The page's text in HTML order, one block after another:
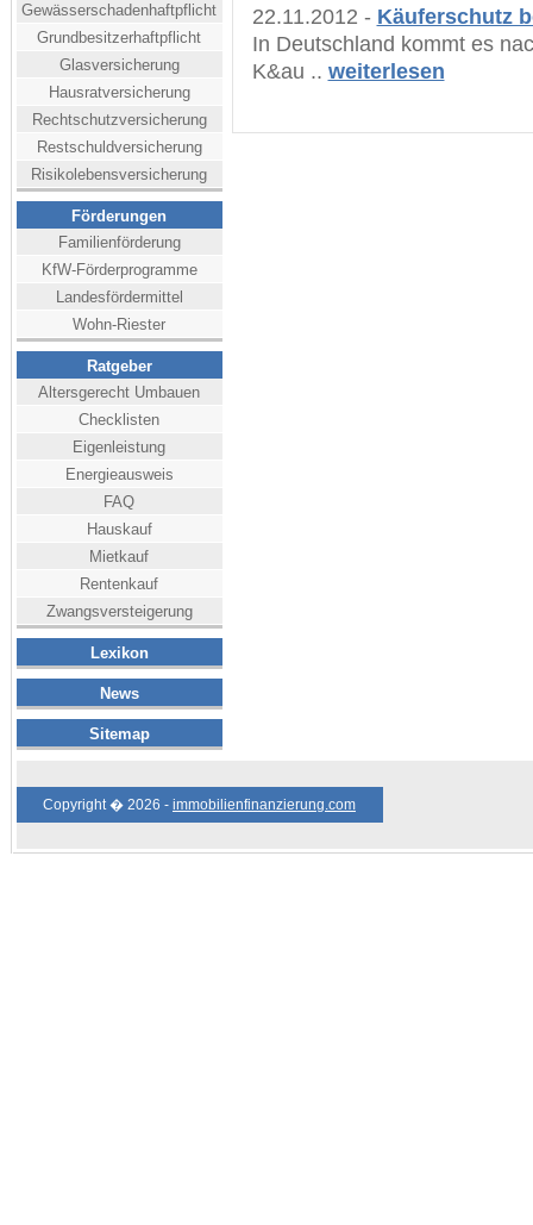
Gewässerschadenhaftpflicht
Grundbesitzerhaftpflicht
Glasversicherung
Hausratversicherung
Rechtschutzversicherung
Restschuldversicherung
Risikolebensversicherung
Förderungen
Familienförderung
KfW-Förderprogramme
Landesfördermittel
Wohn-Riester
Ratgeber
Altersgerecht Umbauen
Checklisten
Eigenleistung
Energieausweis
FAQ
Hauskauf
Mietkauf
Rentenkauf
Zwangsversteigerung
Lexikon
News
Sitemap
22.11.2012 - Käuferschutz
In Deutschland kommt es
K&au .. weiterlesen
Copyright � 2026 - immobilienfinanzierung.com